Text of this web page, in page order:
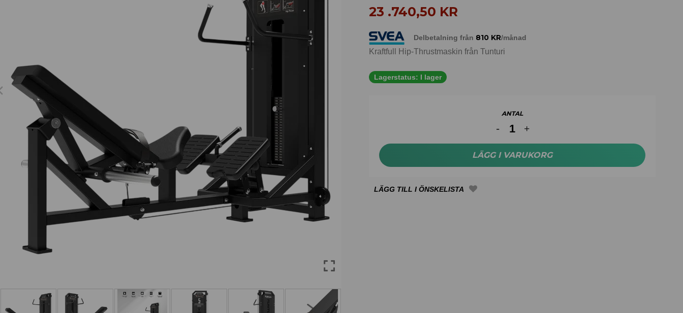
23 .740,50 KR
Delbetalning från 810 KR/månad
Kraftfull Hip-Thrustmaskin från Tunturi
Lagerstatus: I lager
ANTAL
LÄGG I VARUKORG